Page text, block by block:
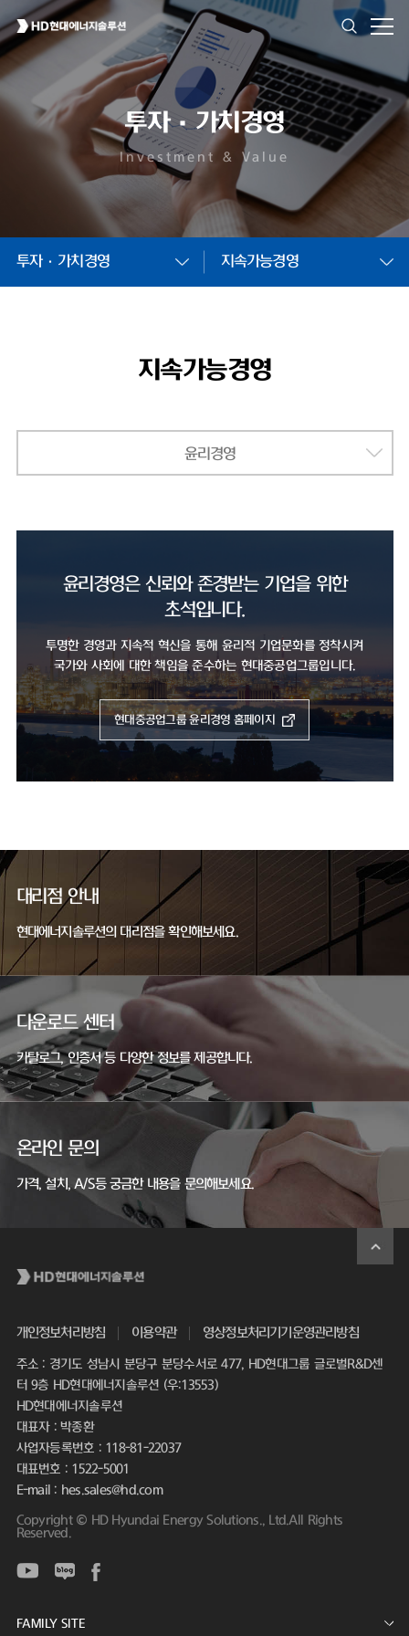
투자·가치경영
Investment & Value
투자·가치경영 지속가능경영
지속가능경영
윤리경영
윤리경영은 신뢰와 존경받는 기업을 위한
초석입니다.
투명한 경영과 지속적 혁신을 통해 윤리적 기업문화를 정착시켜
국가와 사회에 대한 책임을 준수하는 현대중공업그룹입니다.
현대중공업그룹 윤리경영 홈페이지
대리점 안내
현대에너지솔루션의 대리점을 확인해보세요.
다운로드 센터
카탈로그, 인증서 등 다양한 정보를 제공합니다.
온라인 문의
가격, 설치, A/S등 궁금한 내용을 문의해보세요.
개인정보처리방침 이용약관 영상정보처리기기운영관리방침
주소 : 경기도 성남시 분당구 분당수서로 477, HD현대그룹 글로벌R&D센
터 9층 HD현대에너지솔루션 (우:13553)
HD현대에너지솔루션
대표자 : 박종환
사업자등록번호 : 118-81-22037
대표번호 : 1522-5001
E-mail : hes.sales@hd.com
Copyright © HD Hyundai Energy Solutions., Ltd.All Rights
Reserved.